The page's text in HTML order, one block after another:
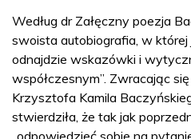
Według dr Załęczny poezja
swoista autobiografia, w
odnajdzie wskazówki i
współczesnym”. Zwracając się
Krzysztofa Kamila
stwierdziła, że tak jak
„odpowiedzieć sobie na